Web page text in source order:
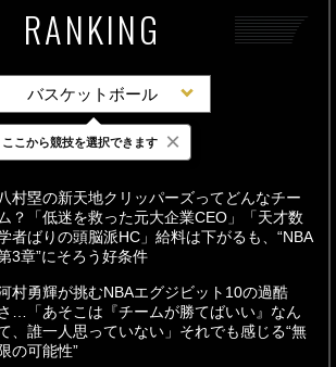
RANKING
バスケットボール
最新 24時間 週間
八村塁の新天地クリッパーズってどんなチー
ム？「低迷を救った元大企業CEO」「天才数
者ばりの頭脳派HC」給料は下がるも、“NBA
3章”にそろう好条件
村勇輝が挑むNBAエグジビット10の過酷
…「あそこは『チームが勝てばいい』なん
、誰一人思っていない」それでも感じる“無
限の可能性”
ここから競技を選択できます ×